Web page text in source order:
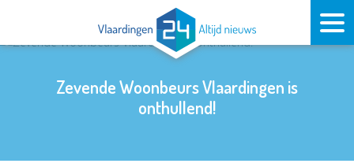
Zevende Woonbeurs Vlaardingen is
onthullend!